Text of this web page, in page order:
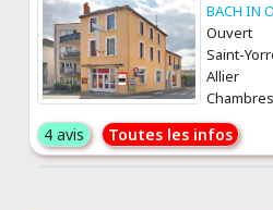
BACH IN
Ouvert
Saint-
Allier
4 avis Toutes les infos